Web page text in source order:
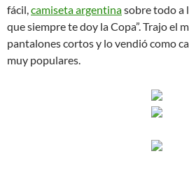
fácil,camiseta argentinasobre todo a
que siempre te doy la Copa”. Trajo el
pantalones cortos y lo vendió como
muy populares.